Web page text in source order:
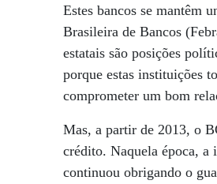
Estes bancos se mantêm
Brasileira de Bancos
estatais são posições
porque estas instituições
comprometer um bom
Mas, a partir de 2013, o
crédito. Naquela época, a
continuou obrigando o